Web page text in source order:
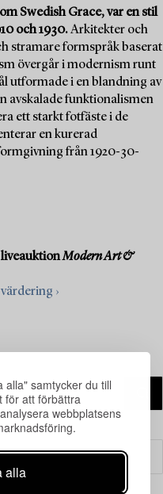
alla" samtycker du till
för att förbättra
webbplatsens
alla
Swedish Grace, var en stil
och 1930.Arkitekter och
stramare formspråk baserat
övergår i modernism runt
utformade i en blandning av
avskalade funktionalismen
ett starkt fotfäste i de
en kurerad
från 1920-30-
liveauktionModern Art &
›